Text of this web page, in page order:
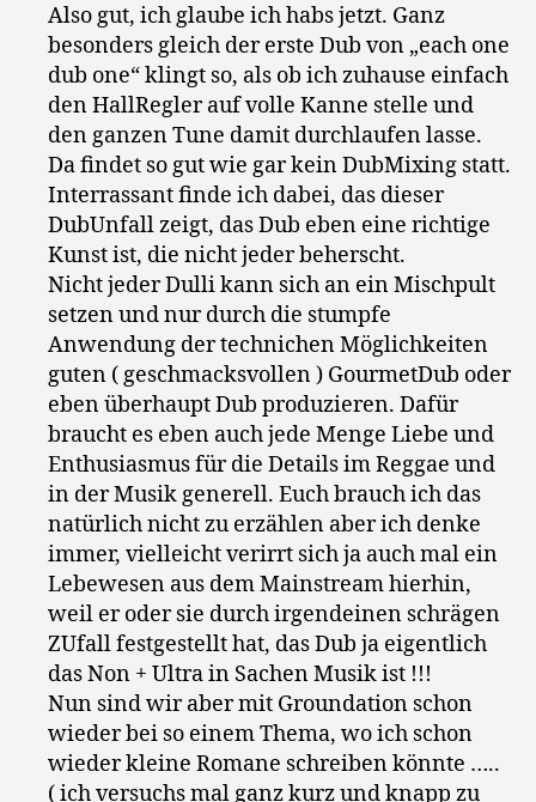
Also gut, ich glaube ich habs jetzt. Ganz
besonders gleich der erste Dub von „each one
dub one“ klingt so, als ob ich zuhause einfach
den HallRegler auf volle Kanne stelle und
den ganzen Tune damit durchlaufen lasse.
Da findet so gut wie gar kein DubMixing statt.
Interrassant finde ich dabei, das dieser
DubUnfall zeigt, das Dub eben eine richtige
Kunst ist, die nicht jeder beherscht.
Nicht jeder Dulli kann sich an ein Mischpult
setzen und nur durch die stumpfe
Anwendung der technichen Möglichkeiten
guten ( geschmacksvollen ) GourmetDub oder
eben überhaupt Dub produzieren. Dafür
braucht es eben auch jede Menge Liebe und
Enthusiasmus für die Details im Reggae und
in der Musik generell. Euch brauch ich das
natürlich nicht zu erzählen aber ich denke
immer, vielleicht verirrt sich ja auch mal ein
Lebewesen aus dem Mainstream hierhin,
weil er oder sie durch irgendeinen schrägen
ZUfall festgestellt hat, das Dub ja eigentlich
das Non + Ultra in Sachen Musik ist !!!
Nun sind wir aber mit Groundation schon
wieder bei so einem Thema, wo ich schon
wieder kleine Romane schreiben könnte …..
( ich versuchs mal ganz kurz und knapp zu